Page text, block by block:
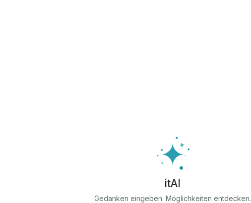
itAI
Gedanken eingeben. Möglichkeiten entdecken.